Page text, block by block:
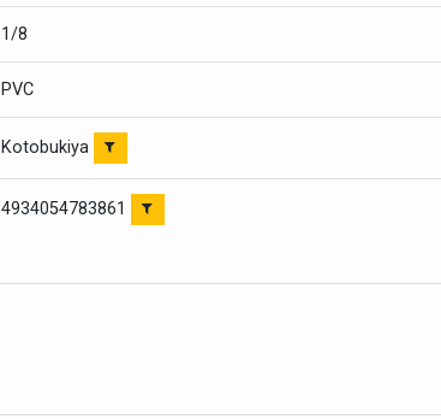
1/8
PVC
Kotobukiya
4934054783861